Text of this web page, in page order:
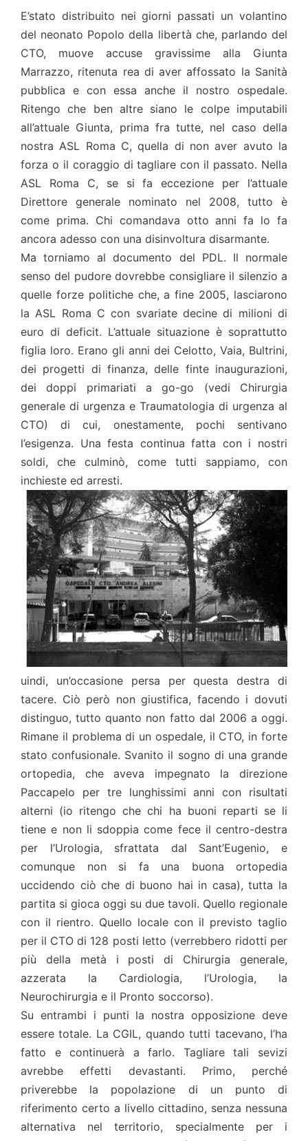
E’stato distribuito nei giorni passati un volantino
del neonato Popolo della libertà che, parlando del
CTO, muove accuse gravissime alla Giunta
Marrazzo, ritenuta rea di aver affossato la Sanità
pubblica e con essa anche il nostro ospedale.
Ritengo che ben altre siano le colpe imputabili
all’attuale Giunta, prima fra tutte, nel caso della
nostra ASL Roma C, quella di non aver avuto la
forza o il coraggio di tagliare con il passato. Nella
ASL Roma C, se si fa eccezione per l’attuale
Direttore generale nominato nel 2008, tutto è
come prima. Chi comandava otto anni fa lo fa
ancora adesso con una disinvoltura disarmante.
Ma torniamo al documento del PDL. Il normale
senso del pudore dovrebbe consigliare il silenzio a
quelle forze politiche che, a fine 2005, lasciarono
la ASL Roma C con svariate decine di milioni di
euro di deficit. L’attuale situazione è soprattutto
figlia loro. Erano gli anni dei Celotto, Vaia, Bultrini,
dei progetti di finanza, delle finte inaugurazioni,
dei doppi primariati a go-go (vedi Chirurgia
generale di urgenza e Traumatologia di urgenza al
CTO) di cui, onestamente, pochi sentivano
l’esigenza. Una festa continua fatta con i nostri
soldi, che culminò, come tutti sappiamo, con
inchieste ed arresti.
uindi, un’occasione persa per questa destra di
tacere. Ciò però non giustifica, facendo i dovuti
distinguo, tutto quanto non fatto dal 2006 a oggi.
Rimane il problema di un ospedale, il CTO, in forte
stato confusionale. Svanito il sogno di una grande
ortopedia, che aveva impegnato la direzione
Paccapelo per tre lunghissimi anni con risultati
alterni (io ritengo che chi ha buoni reparti se li
tiene e non li sdoppia come fece il centro-destra
per l’Urologia, sfrattata dal Sant’Eugenio, e
comunque non si fa una buona ortopedia
uccidendo ciò che di buono hai in casa), tutta la
partita si gioca oggi su due tavoli. Quello regionale
con il rientro. Quello locale con il previsto taglio
per il CTO di 128 posti letto (verrebbero ridotti per
più della metà i posti di Chirurgia generale,
azzerata la Cardiologia, l’Urologia, la
Neurochirurgia e il Pronto soccorso).
Su entrambi i punti la nostra opposizione deve
essere totale. La CGIL, quando tutti tacevano, l’ha
fatto e continuerà a farlo. Tagliare tali sevizi
avrebbe effetti devastanti. Primo, perché
priverebbe la popolazione di un punto di
riferimento certo a livello cittadino, senza nessuna
alternativa nel territorio, specialmente per i